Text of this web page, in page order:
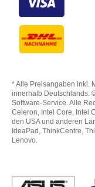
* Alle Preisangaben inkl.
innerhalb Deutschlands.
Software-Service. Alle
Celeron, Intel Core, Intel
den USA und anderen
IdeaPad, ThinkCentre,
Lenovo.